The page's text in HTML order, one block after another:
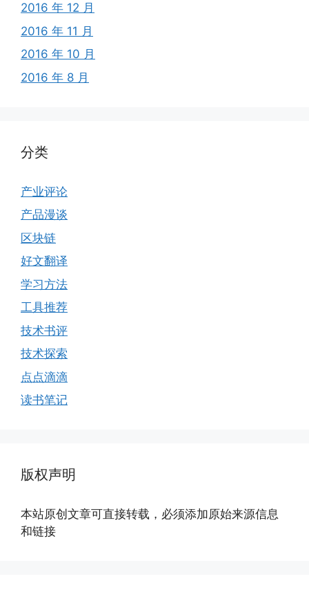
2016 年 12 月
2016 年 11 月
2016 年 10 月
2016 年 8 月
分类
产业评论
产品漫谈
区块链
好文翻译
学习方法
工具推荐
技术书评
技术探索
点点滴滴
读书笔记
版权声明
本站原创文章可直接转载，必须添加原始来源信息
和链接